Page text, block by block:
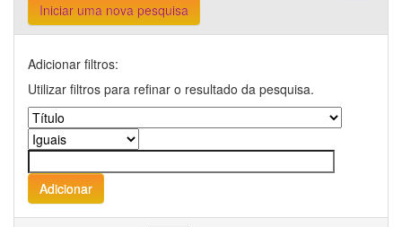
Iniciar uma nova pesquisa
Adicionar filtros:
Utilizar filtros para refinar o resultado da pesquisa.